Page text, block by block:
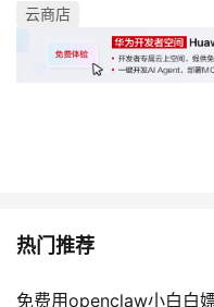
云商店
热门推荐
免费用openclaw小白白